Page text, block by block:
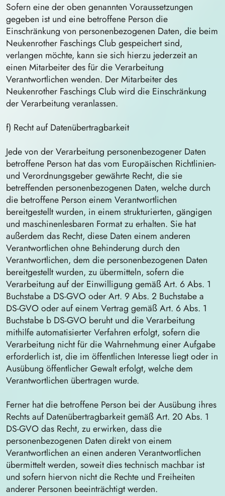
Sofern eine der oben genannten Voraussetzungen
gegeben ist und eine betroffene Person die
Einschränkung von personenbezogenen Daten, die beim
Neukenrother Faschings Club gespeichert sind,
verlangen möchte, kann sie sich hierzu jederzeit an
einen Mitarbeiter des für die Verarbeitung
Verantwortlichen wenden. Der Mitarbeiter des
Neukenrother Faschings Club wird die Einschränkung
der Verarbeitung veranlassen.
f) Recht auf Datenübertragbarkeit
Jede von der Verarbeitung personenbezogener Daten
betroffene Person hat das vom Europäischen Richtlinien-
und Verordnungsgeber gewährte Recht, die sie
betreffenden personenbezogenen Daten, welche durch
die betroffene Person einem Verantwortlichen
bereitgestellt wurden, in einem strukturierten, gängigen
und maschinenlesbaren Format zu erhalten. Sie hat
außerdem das Recht, diese Daten einem anderen
Verantwortlichen ohne Behinderung durch den
Verantwortlichen, dem die personenbezogenen Daten
bereitgestellt wurden, zu übermitteln, sofern die
Verarbeitung auf der Einwilligung gemäß Art. 6 Abs. 1
Buchstabe a DS-GVO oder Art. 9 Abs. 2 Buchstabe a
DS-GVO oder auf einem Vertrag gemäß Art. 6 Abs. 1
Buchstabe b DS-GVO beruht und die Verarbeitung
mithilfe automatisierter Verfahren erfolgt, sofern die
Verarbeitung nicht für die Wahrnehmung einer Aufgabe
erforderlich ist, die im öffentlichen Interesse liegt oder in
Ausübung öffentlicher Gewalt erfolgt, welche dem
Verantwortlichen übertragen wurde.
Ferner hat die betroffene Person bei der Ausübung ihres
Rechts auf Datenübertragbarkeit gemäß Art. 20 Abs. 1
DS-GVO das Recht, zu erwirken, dass die
personenbezogenen Daten direkt von einem
Verantwortlichen an einen anderen Verantwortlichen
übermittelt werden, soweit dies technisch machbar ist
und sofern hiervon nicht die Rechte und Freiheiten
anderer Personen beeinträchtigt werden.